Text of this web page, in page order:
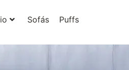
Sofás Puffs